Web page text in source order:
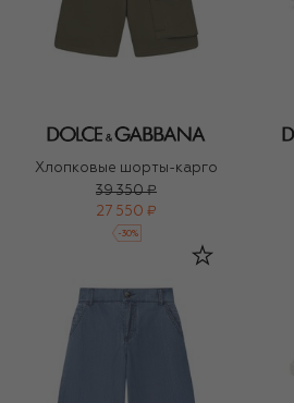
Хлопковые шорты-карго
39 350 ₽
27 550 ₽
-30%